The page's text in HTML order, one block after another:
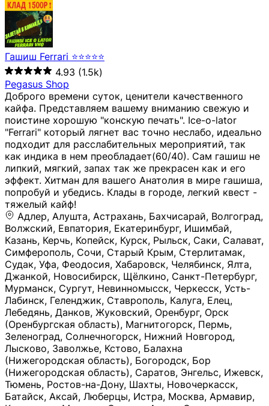
Гашиш Ferrari ⭐⭐⭐⭐⭐
4.93 (1.5k)
Pegasus Shop
Доброго времени суток, ценители качественного
кайфа. Представляем вашему вниманию свежую и
поистине хорошую "конскую печать". Ice-o-lator
"Ferrari" который лягнет вас точно неслабо, идеально
подходит для расслабительных мероприятий, так
как индика в нем преобладает(60/40). Сам гашиш не
липкий, мягкий, запах так же прекрасен как и его
эффект. Хитман для вашего Анатолия в мире гашиша,
попробуй и убедись. Клады в городе, легкий квест -
тяжелый кайф!
Адлер, Алушта, Астрахань, Бахчисарай, Волгоград, Волжский, Евпатория, Екатеринбург, Ишимбай, Казань, Керчь, Копейск, Курск, Рыльск, Саки, Салават, Симферополь, Сочи, Старый Крым, Стерлитамак, Судак, Уфа, Феодосия, Хабаровск, Челябинск, Ялта, Джанкой, Новосибирск, Щёлкино, Санкт-Петербург, Мурманск, Сургут, Невинномысск, Черкесск, Усть-Лабинск, Геленджик, Ставрополь, Калуга, Елец, Лебедянь, Данков, Жуковский, Оренбург, Орск (Оренбургская область), Магнитогорск, Пермь, Зеленоград, Солнечногорск, Нижний Новгород, Лысково, Заволжье, Кстово, Балахна (Нижегородская область), Богородск, Бор (Нижегородская область), Саратов, Энгельс, Ижевск, Тюмень, Ростов-на-Дону, Шахты, Новочеркасск, Батайск, Аксай, Люберцы, Истра, Москва, Армавир, Краснодар, Магадан, Самара, Анапа, Славянск-на-Кубани, Чаплыгин, Липецк, Нижний Тагил, Орехово-Зуево, Усть-Джегута, Лянтор, Нефтеюганск, Пыть-Ях, Урень, Ветлуга, Шахунья, Новороссийск, Крымск, Тимашёвск, Тольятти, Воткинск, Звенигород, Руза, Можайск, Белгород, Воронеж, Соликамск, Нытва, Лысьва (Пермский край), Чусовой, Кунгур, Краснокамск, Миасс, Губаха, Тула, Новомосковск, Донской, Омск, Льгов, Мытищи, Королёв, Ивантеевка, Балашиха, Семилуки, Кудымкар, Старый Оскол, Оса (Пермский край), Одинцово (Московская область), Ханты-Мансийск, Лабинск, Темрюк, Курганинск, Белореченск (Краснодарский край), Алупкa, Губкин, Рязань, Калининград, Усть-Илимск, Фрязино, Минеральные Воды, Пятигорск, Кострома, Ярославль, Коркино, Верхняя Пышма, Подольск, Красноярск, Смоленск, Долгопрудный, Чебоксары, Калачинск, Канск, Киров (Кировская область), Вологда, Рославль, Владивосток, Обнинск, Балабаново (Калужская область), Малоярославец, Брянск, Видное, Ярцево, Вязьма, Гагарин, Приволжск, Фурманов, Чайковский, Кинешма, Горячий Ключ, Улан-Удэ, Туймазы, Дюртюли, Альметьевск, Нефтекамск, Хадыженск, Апшеронск, Майкоп, Уссурийск, Ульяновск, Гатчина, Луга (Ленинградская область), Надым, Ногинск, Электросталь, Железнодорожный (Московская область), Бутурлиновка, Кириллов, Краснознаменск (Калиниградская область), Мышкин, Томмот, Холм, Абакан, Абдулино, Агидель, Агрыз, Адыгейск, Азнакаево, Алатырь, Алдан, Алейск, Александров, Александровск, Алексеевка (Белгородская обл.), Алексин, Амурск, Анадырь, Ангарск, Андреаполь, Анжеро-Судженск, Анива, Апатиты, Арамиль, Ардон, Арзамас, Аркадак, Арсеньев, Артём, Артёмовский, Архангельск, Асбест, Асино, Аткарск, Ахтубинск, Аша, Бабаево (Вологодская область), Бавлы (Республика Татарстан), Байкальск, Бакал, Баксан, Балаклава, Балаково (Саратовская область), Балашов (Саратовская область), Балтийск, Барабинск, Барнаул, Барыш (Ульяновская область), Бежецк, Белая Калитва (Ростовская область), Белебей, Белогорск (Крым), Белозерск, Белокуриха, Беломорск, Белоозёрский (Московская область), Белорецк (Республика Башкортостан), Кызыл, Белоярский (Ханты-Мансийский АО), Бердск, Березники (Пермский край), Берёзовский (Кемеровская область), Берёзовский (Свердловская область), Беслан, Бийск, Бикин, Билибино, Биробиджан, Благовещенск (Амурская область), Благовещенск (Башкортостан), Бобров, Богородицк, Боготол, Богучар, Бокситогорск (Ленинградская область), Бологое (Тверская область), Болхов, Большой Камень (Приморский край), Борисоглебск (Воронежская область), Боровичи (Новгородская область), Боровск, Бородино, Братск, Бронницы (Московская область), Бугульма (Республика Татарстан), Бугуруслан (Оренбургская область), Буинск, Буй, Буйнакск, Валдай, Валуйки, Велиж, Великие Луки, Великий Новгород, Великий Устюг, Вельск, Венёв, Верещагино, Верхнеуральск, Верхний Уфалей, Верхняя Салда, Верхняя Тура, Весьегонск, Вилючинск, Вихоревка, Вичуга, Владикавказ, Волгодонск, Волгореченск, Володарск, Волосово, Волчанск, Вольск, Воркута, Ворсма, Всеволожск (Ленинградская область), Вуктыл, Выкса, Высоковск, Высоцк, Вытегра, Вышний Волочёк, Вяземский, Вязники, Вятские Поляны, Нея, Шилка, Гаврилов Посад, Гаврилов-Ям, Гай, Галич, Гдов, Голицыно, Горно-Алтайск, Горнозаводск, Горняк, Городец, Гороховец, Гремячинск, Грозный, Грязи, Грязовец, Губкинский, Гуково, Гулькевичи, Гурьевск (Калининградская область), Гурьевск (Кемеровская область), Гусев, Гусь-Хрустальный, Давлеканово, Далматово, Дальнегорск, Дегтярск, Дедовск, Демидов, Дербент, Десногорск, Дзержинск, Дзержинский (Московская область), Дивногорск, Димитровград, Дмитровск, Дно, Добрянка, Долинск, Домодедово, Донецк (ДНР), Дорогобуж, Дрезна, Дубна, Дудинка, Духовщина, Дятьково, Егорьевск, Елабуга, Елизово, Ельня (Будет изменено название), Емва, Енисейск, Ермолино, Ершов, Ессентуки, Ефремов, Железноводск, Железногорск (Красноярский край), Железногорск (Курская область), Железногорск-Илимский, Жигулёвск, Жиздра, Жирновск, Жуков, Жуковка, Заводоуковск, Заволжск, Задонск, Заинск, Заозёрный, Заозёрск, Западная Двина, Заполярный, Зарайск, Заречный (Пензенская область), Заречный (Свердловская область), Заринск, Звенигово, Зверево, Зеленогорск ( Ленинградская обл. ), Зеленоградск, Зеленодольск, Зеленокумск, Зерноград, Зима, Змеиногорск, Зубцов, Ивангород, Иваново, Ивдель, Избербаш, Изобильный, Иланский, Инза, Инкерман, Инта, Ипатово, Искитим, Йошкар-Ола, Кадников, Калач, Калач-на-Дону, Калининск, Калтан, Калязин, Камбарка, Каменка (Пензенская область), Каменногорск (Ленинградская область), Каменск-Уральский, Каменск-Шахтинский, Камень-на-Оби, Камешково, Камышин, Канаш, Кандалакша, Карабаново, Карабаш, Карачаевск, Каргат, Каргополь, Карпинск, Карталы, Касимов, Касли, Каспийск, Катав-Ивановск, Катайск, Качканар, Кашин, Кашира, Кемерово, Кемь, Кизел, Кизилюрт, Кизляр, Кимовск, Кимры, Кингисепп, Кинель, Киреевск, Киренск, Киржач, Кириши, Кирово-Чепецк, Кировск (Ленинградская область), Кировск (Мурманская область), Кирсанов, Киселёвск, Кисловодск, Климовск, Клинцы, Княгинино, Ковдор, Ковров, Когалым, Козельск, Козьмодемьянск, Кола, Кологрив, Колпашево, Колпино, Кольчугино, Комсомольск, Комсомольск-на-Амуре, Конаково, Кондопога, Кондрово, Константиновск, Кораблино, Кореновск, Корсаков, Коряжма, Костерёво, Костомукша, Котельники, Котельниково, Котельнич, Котлас, Котовск, Кохма, Красноармейск (Московская область), Краснозаводск, Краснознаменск (Московская область), Краснокаменск, Краснослободск (Волгоградская область), Краснотурьинск, Красноуральск, Красный Сулин, Кремёнки, Кропоткин, Кубинка, Кувшиново (Тверская область), Кудрово, Кулебаки, Кумертау, Курлово, Куровское, Куртамыш, Курчатов, Куса, Кушва, Кыштым, Лабытнанги, Лагань, Лаишево (Республика Татарстан), Лакинск, Лангепас, Лахденпохья, Ленинск-Кузнецкий, Ленск (Республика Саха), Лермонтов (Ставропольский край), Лесозаводск (Приморский край), Лесосибирск, Ливны (Орловская область), Ликино-Дулёво, Липки (Тульская область), Лиски (Воронежская область), Лихославль, Лодейное Поле, Ломоносов (Санкт-Петербург), Лосино-Петровский, Лукоянов, Луховицы, Лыткарино, Любань (Ленинградская область), Любим, Людиново, Магас, Майский, Макаров, Малая Вишера, Малгобек, Мамадыш, Мамоново, Мантурово, Маркс, Махачкала, Мглин, Мегион, Медвежьегорск, Медногорск, Медынь, Меленки, Мелеуз, Менделеевск, Мещовск, Микунь, Миллерово, Минусинск, Миньяр, Мирный (Архангельская область), Мирный (Якутия), Михайловка (Город), Михайловск (Свердловская область), Михайловск (Ставропольский край), Могоча, Можга, Моздок, Мончегорск, Морозовск, Моршанск, Мосальск, Муравленко, Мурино, Муром, Мценск, Мыски, Набережные Челны, Навашино (Нижегородская область), Назарово (Красноярский край), Назрань, Нальчик, Наро-Фоминск, Нарткала, Нарьян-Мар, Находка, Невель (Псковская область), Невельск, Невьянск, Нелидово (Тверская область), Неман, Нерехта (Костромская область), Нерюнгри, Нестеров, Нефтегорск (Самарская область), Нефтекумск, Нижневартовск, Нижнекамск (Республика Татарстан), Нижнеудинск, Нижние Серги, Нижний Ломов, Нижняя Тура, Николаевск-на-Амуре, Никольск (Вологодская область), Никольск (Пензенская область), Новая Ладога, Новая Ляля, Новоалександровск, Новоалтайск, Нововоронеж, Новодвинск, Новозыбков, Новокубанск, Новокуйбышевск, Новомичуринск, Новопавловск, Новоржев, Новосокольники, Новотроицк, Новоульяновск, Новоуральск, Новохопёрск, Новочебоксарск, Новошахтинск, Новый Оскол, Новый Уренгой, Норильск, Нурлат, Нягань, Нязепетровск, Няндома, Облучье, Обоянь, Озёрск (Калининградская область), Озёрск (Челябинская область), Озёры, Октябрьск (Самарская область), Октябрьский (Башкортостан), Окуловка (Новгородская область), Оленегорск, Олонец, Онега, Опочка, Осинники, Осташков, Остров, Острогожск, Отрадный, Оха, Павлово, Павловск (Воронежская область), Павловск (Санкт-Петербург), Павловский Посад, Партизанск, Певек, Пенза, Первоуральск, Перевоз, Пересвет, Переславль-Залесский, Пестово (Новгородская область), Петрозаводск, Петропавловск-Камчатский, Печоры, Пикалёво, Пионерский, Питкяранта, Плавск, Плёс, Подпорожье, Покачи, Покров, Покровск, Полесск, Полысаево, Полярные Зори, Полярный, Поронайск, Порхов, Похвистнево, Почеп, Починок, Пошехонье, Правдинск, Приморск (Калининградская область), Приморско-Ахтарск, Приозерск, Прокопьевск, Протвино, Прохладный, Пугачёв, Пудож, Пустошка, Пушкино, Пущино, Пыталово, Радужный (Владимирская область), Радужный (Ханты-Мансийский АО), Райчихинск, Раменское, Рассказово, Ревда, Реж, Реутов, Родники, Россошь, Ростов (Ярославская обл.), Рошаль, Ртищево, Рубцовск, Рузаевка, Рыбинск, Рыбное, Ряжск, Салехард, Сальск, Саранск, Сарапул, Саров, Сасово, Сатка, Сафоново, Саяногорск, Саянск, Светлогорск, Светлоград, Светлый, Светогорск (Ленинградская область), Свободный, Себеж, Северобайкальск, Северодвинск, Североуральск, Сегежа, Семикаракорск, Сенгилей, Серафимович, Сергач, Сергиев Посад, Сердобск, Сертолово (Ленинградская область), Сестрорецк (Ленинградская область), Сибай, Скопин, Славгород, Сланцы, Слободской, Слюдянка, Собинка, Советск (Кировская область), Советск (Калининградская область), Советск (Тульская область), Советская Гавань, Советский (Ханты-Мансийский АО), Сокол (Вологодская область), Солигалич, Соль-Илецк, Сольцы, Сортавала, Сосенский, Сосновоборск, Сосновый Бор (Ленинградская область), Сосногорск, Спас-Клепики, Спасск-Рязанский, С